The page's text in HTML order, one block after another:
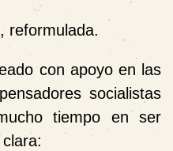
reformulada.
con apoyo en las
socialistas
tiempo en ser